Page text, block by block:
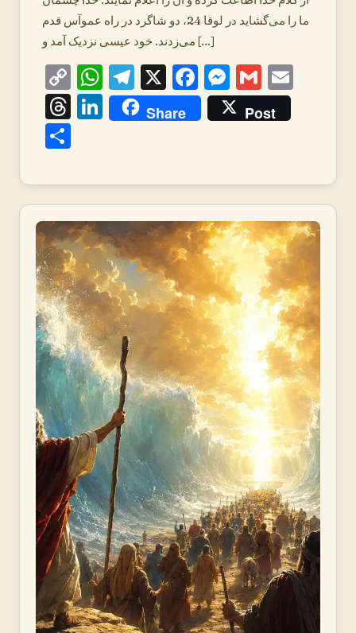
ما را می‌گشاید در لوقا 24، دو شاگرد در راه عموآس قدم
می‌زدند. خود عیسی نزدیک آمد و […]
Copy
Link
WhatsApp
Telegram
X Facebook
Messenger
Gmail
Threads
LinkedIn
Share Post